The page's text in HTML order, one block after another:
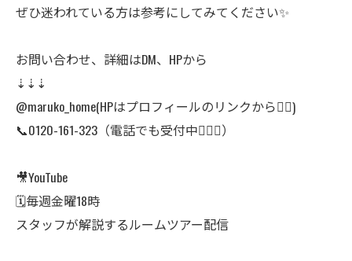
ぜひ迷われている方は参考にしてみてください✨
お問い合わせ、詳細はDM、HPから
⇣⇣⇣
@maruko_home(HPはプロフィールのリンクから👆🏻)
📞0120-161-323（電話でも受付中🙆🏻‍♀️）
🎥YouTube
🗓毎週金曜18時
スタッフが解説するルームツアー配信